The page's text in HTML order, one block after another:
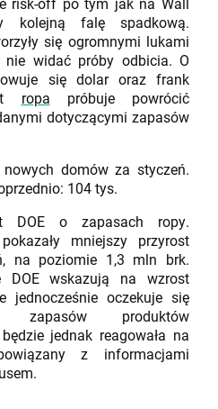
kolejną falę spadkową.
się ogromnymi lukami
widać próby odbicia. O
się dolar oraz frank
ropa próbuje powrócić
dotyczącymi zapasów
domów za styczeń.
104 tys.
DOE o zapasach ropy.
mniejszy przyrost
na poziomie 1,3 mln brk.
DOE wskazują na wzrost
oczekuje się
zapasów produktów
jednak reagowała na
z informacjami